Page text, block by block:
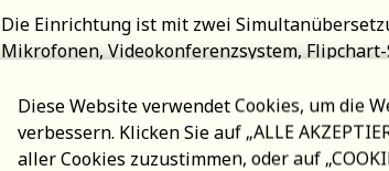
Diese Website verwendet Cookies, um die
verbessern. Klicken Sie auf „ALLE
aller Cookies zuzustimmen, oder auf
Die Einrichtung ist mit zwei
Mikrofonen, Videokonferenzsystem,
Der Saal wird durch Tageslicht erhellt und
Möbeln eingerichtet. Ein gemütlicher,